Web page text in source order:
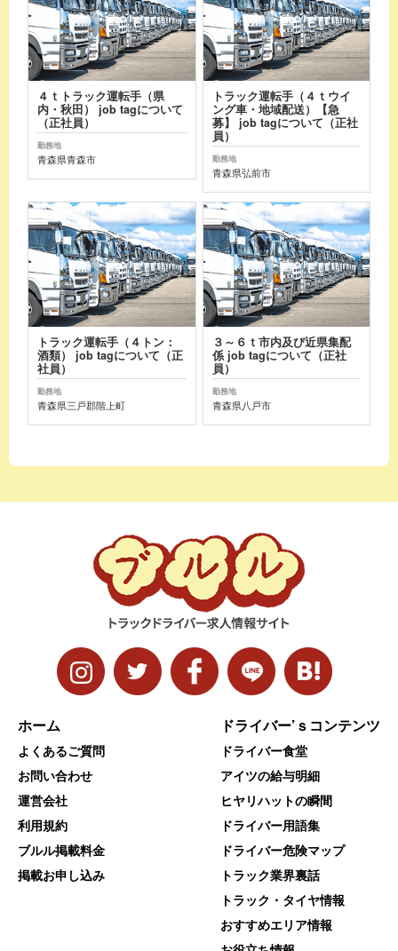
４ｔトラック運転手（県
内・秋田） job tagについて
（正社員）
勤務地
青森県青森市
トラック運転手（４ｔウイ
ング車・地域配送）【急
募】 job tagについて（正社
員）
勤務地
青森県弘前市
トラック運転手（４トン：
酒類） job tagについて（正
社員）
勤務地
青森県三戸郡階上町
３～６ｔ市内及び近県集配
係 job tagについて（正社
員）
勤務地
青森県八戸市
ホーム
よくあるご質問
お問い合わせ
運営会社
利用規約
ブルル掲載料金
掲載お申し込み
ドライバー’ｓコンテンツ
ドライバー食堂
アイツの給与明細
ヒヤリハットの瞬間
ドライバー用語集
ドライバー危険マップ
トラック業界裏話
トラック・タイヤ情報
おすすめエリア情報